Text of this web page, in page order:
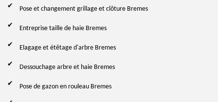
Pose et changement grillage et clôture Bremes
Entreprise taille de haie Bremes
Elagage et étêtage d'arbre Bremes
Dessouchage arbre et haie Bremes
Pose de gazon en rouleau Bremes